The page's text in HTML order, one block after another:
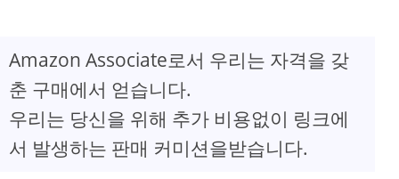
Amazon Associate로서 우리는 자격을 갖
춘 구매에서 얻습니다.
우리는 당신을 위해 추가 비용없이 링크에
서 발생하는 판매 커미션을받습니다.